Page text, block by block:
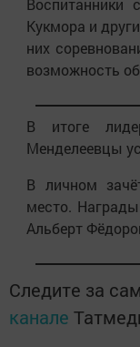
Воспитанники
Кукмора и
них
возможность
В итоге
Менделеевцы
В личном
место.
Альберт
Следите за
канале